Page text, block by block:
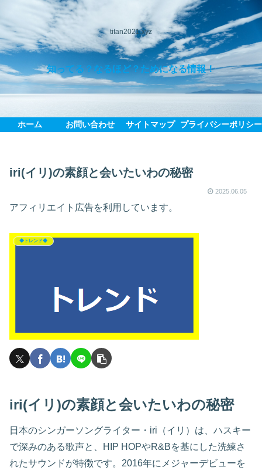
titan2021.xyz
知ってる？なるほど？ためになる情報！
ホーム お問い合わせ サイトマップ プライバシーポリシー
iri(イリ)の素顔と会いたいわの秘密
2025.06.05
アフィリエイト広告を利用しています。
◆トレンド◆
iri(イリ)の素顔と会いたいわの秘密
日本のシンガーソングライター・iri（イリ）は、ハスキー
で深みのある歌声と、HIP HOPやR&Bを基にした洗練さ
れたサウンドが特徴です。2016年にメジャーデビューを